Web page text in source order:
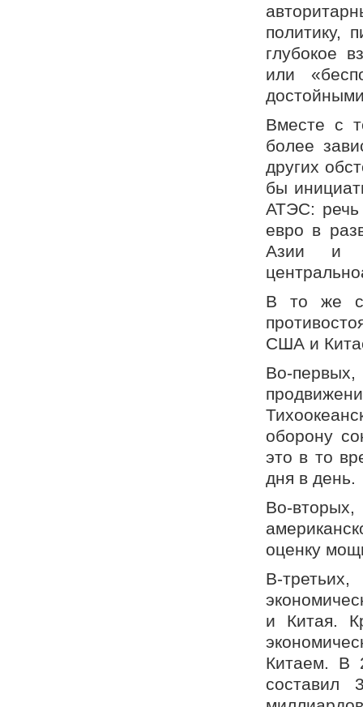
политику,
глубокое
или
Вместе с
более
других
бы
АТЭС: речь
евро в
Азии и
В то же
США и
Во-
оборону
это в то
дня в день.
Во-
оценку
В-
и Китая.
Китаем. В